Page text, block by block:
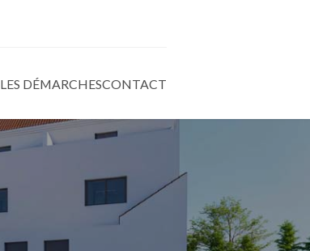
LES DÉMARCHESCONTACT